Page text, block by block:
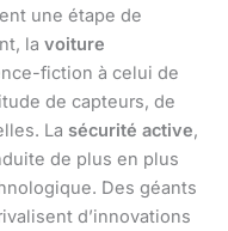
une étape de
la voiture
fiction à celui de
de capteurs, de
La sécurité active,
de plus en plus
Des géants
d’innovations